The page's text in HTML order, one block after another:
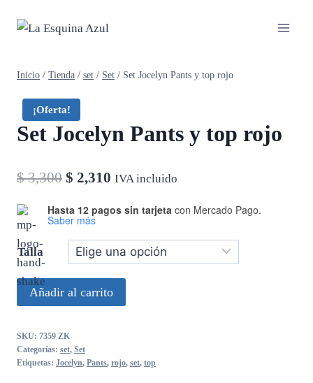
Inicio / Tienda / set / Set / Set Jocelyn Pants y top rojo
¡Oferta!
Set Jocelyn Pants y top rojo
$3,300 El
original
era:
$ 2,310 El
es:
IVA incluido
Hasta 12 pagos sin tarjeta con Mercado Pago.
Saber más
Talla
Set
Jocelyn
y
top
Añadir al carrito
SKU: 7359 ZK
Categorías: set, Set
Etiquetas: Jocelyn, Pants, rojo, set, top